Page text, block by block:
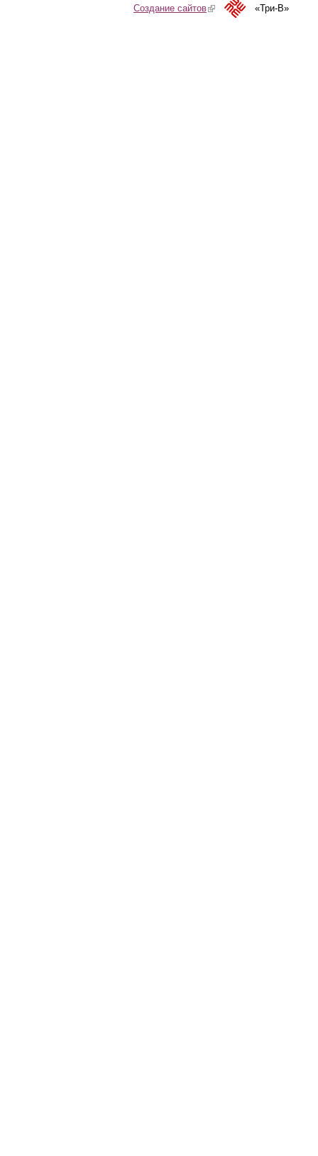
Создание сайтов(link is external)«Три-В»